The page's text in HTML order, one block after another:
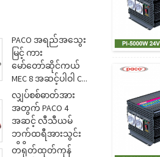
PACO အရည်အသွေး
မြင့် ကား
မော်တော်ဆိုင်ကယ်
MEC 8 အဆင့်ပါဝါ C...
လျှပ်စစ်ဓာတ်အား
အတွက် PACO 4
အဆင့် လီသီယမ်
ဘက်ထရီအားသွင်း
ကိရိယာ...
တရုတ်ထုတ်ကုန်